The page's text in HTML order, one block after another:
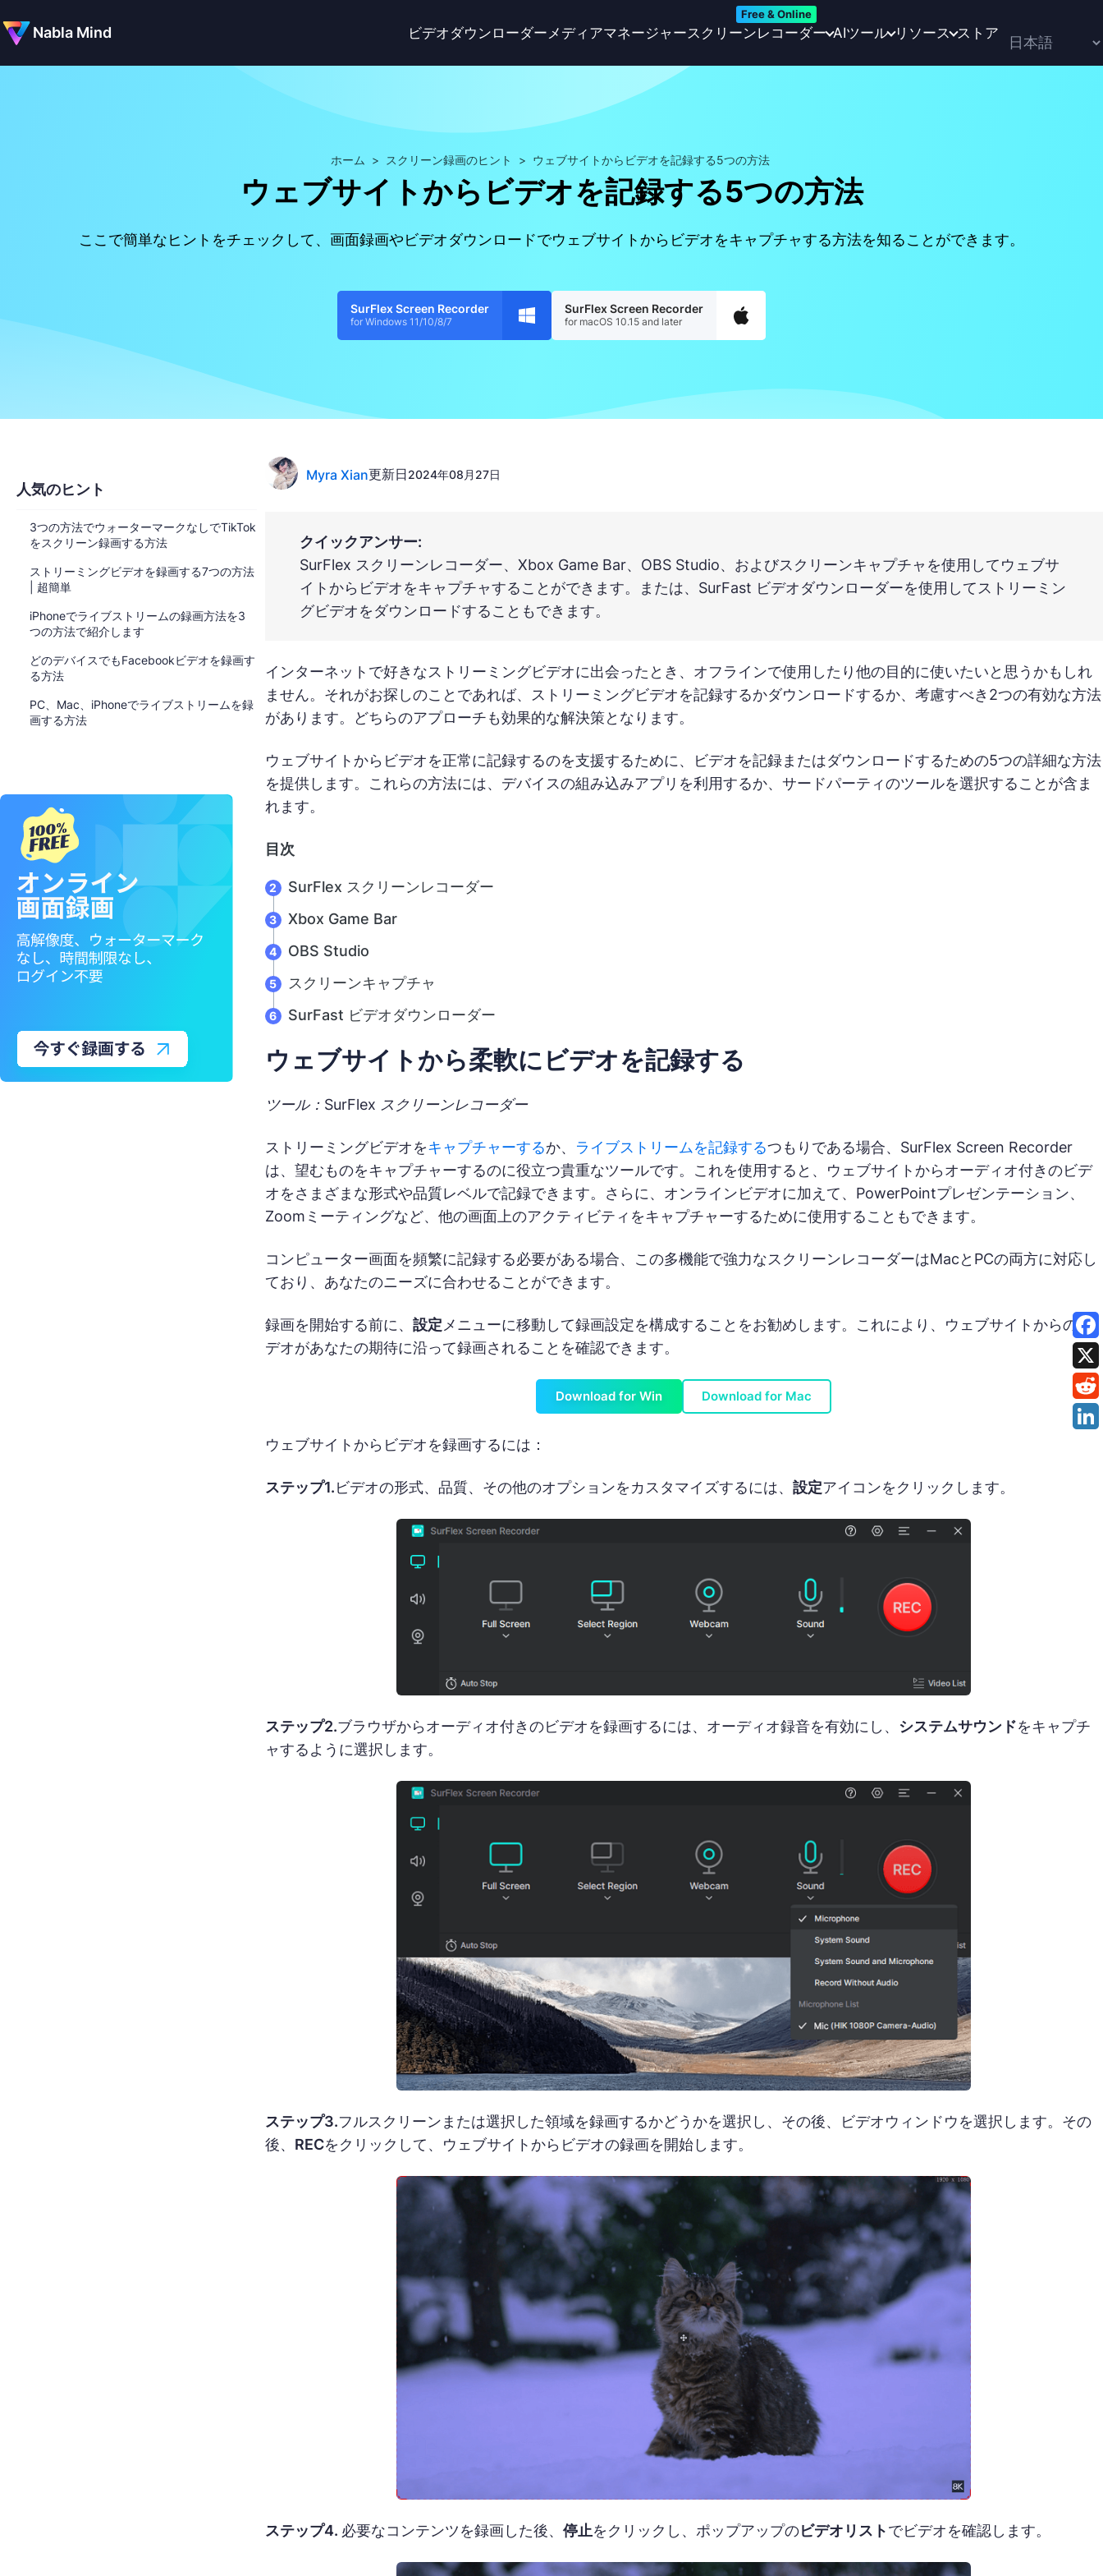
Nabla Mind ビデオダウンローダー メディアマネージャー スクリーンレコーダー
Free & Online
AIツール リソース ストア
ホーム > スクリーン録画のヒント > ウェブサイトからビデオを記録する5つの方法
ウェブサイトからビデオを記録する5つの方法
ここで簡単なヒントをチェックして、画面録画やビデオダウンロードでウェブサイトからビデオをキャプチャする方法を知ることができます。
SurFlex Screen Recorder
for Windows 11/10/8/7
SurFlex Screen Recorder
for macOS 10.15 and later
人気のヒント
3つの方法でウォーターマークなしでTikTok
をスクリーン録画する方法
ストリーミングビデオを録画する7つの方法
| 超簡単
iPhoneでライブストリームの録画方法を3
つの方法で紹介します
どのデバイスでもFacebookビデオを録画す
る方法
PC、Mac、iPhoneでライブストリームを録
画する方法
Myra Xian更新日2024年08月27日
クイックアンサー:
SurFlex スクリーンレコーダー、Xbox Game Bar、OBS Studio、およびスクリーンキャプチャを使用してウェブサ
イトからビデオをキャプチャすることができます。または、SurFast ビデオダウンローダーを使用してストリーミン
グビデオをダウンロードすることもできます。
インターネットで好きなストリーミングビデオに出会ったとき、オフラインで使用したり他の目的に使いたいと思うかもしれ
ません。それがお探しのことであれば、ストリーミングビデオを記録するかダウンロードするか、考慮すべき2つの有効な方法
があります。どちらのアプローチも効果的な解決策となります。
ウェブサイトからビデオを正常に記録するのを支援するために、ビデオを記録またはダウンロードするための5つの詳細な方法
を提供します。これらの方法には、デバイスの組み込みアプリを利用するか、サードパーティのツールを選択することが含ま
れます。
目次
SurFlex スクリーンレコーダー
Xbox Game Bar
OBS Studio
スクリーンキャプチャ
SurFast ビデオダウンローダー
ウェブサイトから柔軟にビデオを記録する
ツール：SurFlex スクリーンレコーダー
ストリーミングビデオをキャプチャーするか、 ライブストリームを記録するつもりである場合、SurFlex Screen Recorder
は、望むものをキャプチャーするのに役立つ貴重なツールです。これを使用すると、ウェブサイトからオーディオ付きのビデ
オをさまざまな形式や品質レベルで記録できます。さらに、オンラインビデオに加えて、PowerPointプレゼンテーション、
Zoomミーティングなど、他の画面上のアクティビティをキャプチャーするために使用することもできます。
コンピューター画面を頻繁に記録する必要がある場合、この多機能で強力なスクリーンレコーダーはMacとPCの両方に対応し
ており、あなたのニーズに合わせることができます。
録画を開始する前に、 設定 メニューに移動して録画設定を構成することをお勧めします。これにより、ウェブサイトからのビ
デオがあなたの期待に沿って録画されることを確認できます。
Download for Win Download for Mac
ウェブサイトからビデオを録画するには：
ステップ1.ビデオの形式、品質、その他のオプションをカスタマイズするには、 設定アイコンをクリックします。
ステップ2.ブラウザからオーディオ付きのビデオを録画するには、オーディオ録音を有効にし、 システムサウンドをキャプチ
ャするように選択します。
ステップ3.フルスクリーンまたは選択した領域を録画するかどうかを選択し、その後、ビデオウィンドウを選択します。その
後、 RECをクリックして、ウェブサイトからビデオの録画を開始します。
ステップ4. 必要なコンテンツを録画した後、 停止をクリックし、ポップアップのビデオリストでビデオを確認します。